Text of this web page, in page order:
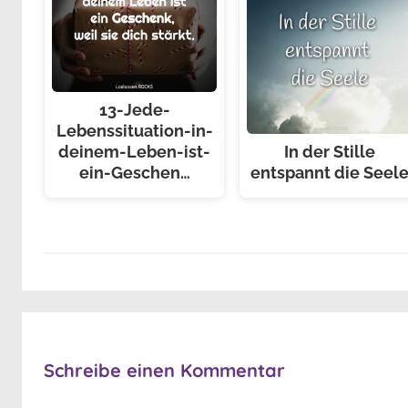
13-Jede-
Lebenssituation-in-
deinem-Leben-ist-
ein-Geschen…
In der Stille
entspannt die Seele
Schreibe einen Kommentar